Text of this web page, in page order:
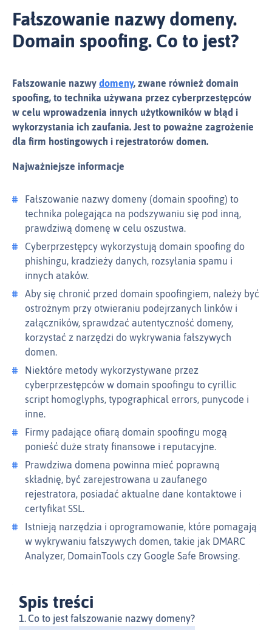
Fałszowanie nazwy domeny.
Domain spoofing. Co to jest?
Fałszowanie nazwy domeny, zwane również domain
spoofing, to technika używana przez cyberprzestępców
w celu wprowadzenia innych użytkowników w błąd i
wykorzystania ich zaufania. Jest to poważne zagrożenie
dla firm hostingowych i rejestratorów domen.
Najważniejsze informacje
Fałszowanie nazwy domeny (domain spoofing) to
technika polegająca na podszywaniu się pod inną,
prawdziwą domenę w celu oszustwa.
Cyberprzestępcy wykorzystują domain spoofing do
phishingu, kradzieży danych, rozsyłania spamu i
innych ataków.
Aby się chronić przed domain spoofingiem, należy być
ostrożnym przy otwieraniu podejrzanych linków i
załączników, sprawdzać autentyczność domeny,
korzystać z narzędzi do wykrywania fałszywych
domen.
Niektóre metody wykorzystywane przez
cyberprzestępców w domain spoofingu to cyrillic
script homoglyphs, typographical errors, punycode i
inne.
Firmy padające ofiarą domain spoofingu mogą
ponieść duże straty finansowe i reputacyjne.
Prawdziwa domena powinna mieć poprawną
składnię, być zarejestrowana u zaufanego
rejestratora, posiadać aktualne dane kontaktowe i
certyfikat SSL.
Istnieją narzędzia i oprogramowanie, które pomagają
w wykrywaniu fałszywych domen, takie jak DMARC
Analyzer, DomainTools czy Google Safe Browsing.
Spis treści
Co to jest fałszowanie nazwy domeny?